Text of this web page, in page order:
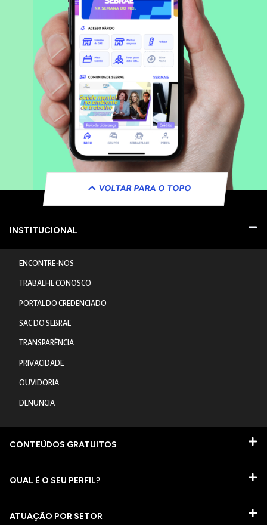
VOLTAR PARA O TOPO
INSTITUCIONAL
ENCONTRE-NOS
TRABALHE CONOSCO
PORTAL DO CREDENCIADO
SAC DO SEBRAE
TRANSPARÊNCIA
PRIVACIDADE
OUVIDORIA
DENUNCIA
CONTEÚDOS GRATUITOS
QUAL É O SEU PERFIL?
ATUAÇÃO POR SETOR